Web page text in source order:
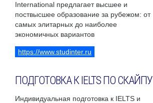
International предлагает высшее и
поствысшее образование за рубежом: от
самых элитарных до наиболее
экономичных вариантов
https://www.studinter.ru
ПОДГОТОВКА К IELTS ПО СКАЙПУ
Индивидуальная подготовка к IELTS и